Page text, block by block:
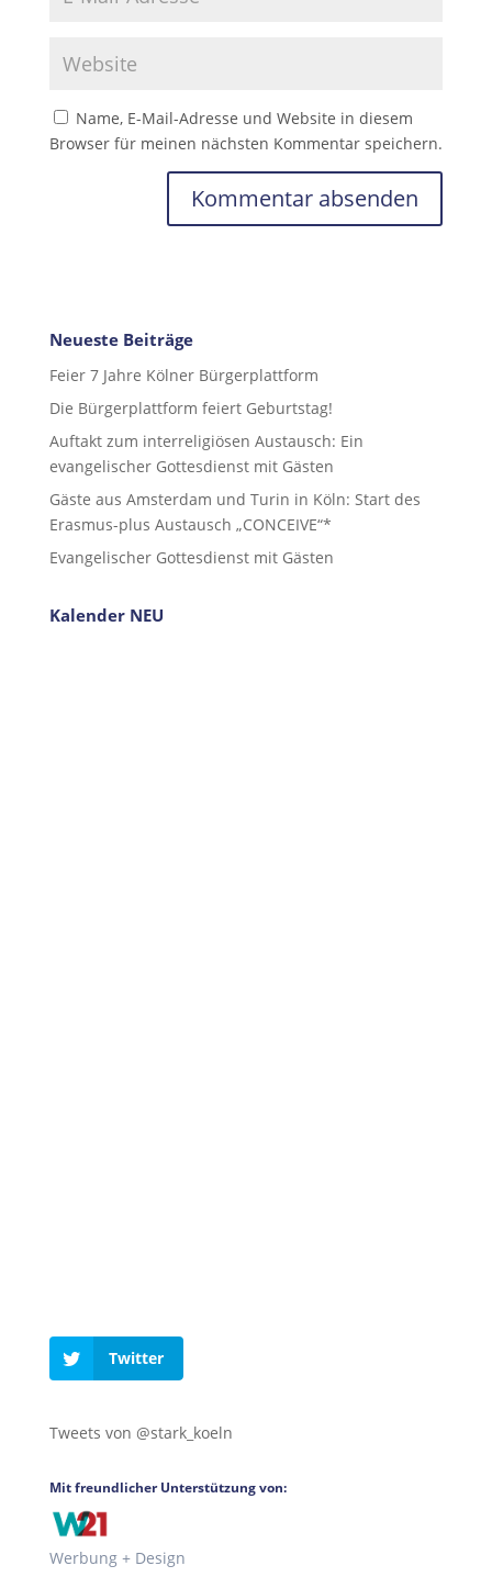
Name, E-Mail-Adresse und Website in diesem
Browser für meinen nächsten Kommentar speichern.
Neueste Beiträge
Feier 7 Jahre Kölner Bürgerplattform
Die Bürgerplattform feiert Geburtstag!
Auftakt zum interreligiösen Austausch: Ein
evangelischer Gottesdienst mit Gästen
Gäste aus Amsterdam und Turin in Köln: Start des
Erasmus-plus Austausch „CONCEIVE“*
Evangelischer Gottesdienst mit Gästen
Kalender NEU
Twitter
Tweets von @stark_koeln
Mit freundlicher Unterstützung von:
Werbung + Design